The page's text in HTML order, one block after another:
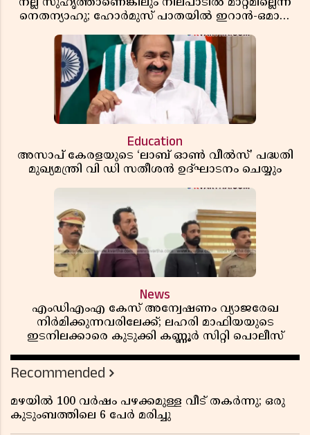
നെതന്യാഹു; ഹോർമുസ് പാതയിൽ ഇറാൻ-ഒമാൻ
Education
അസാപ് കേരളയുടെ ‘ലാബ് ഓൺ വീൽസ്’ പദ്ധതി
മുഖ്യമന്ത്രി വി ഡി സതീശൻ ഉദ്ഘാടനം ചെയ്യും
News
എംഡിഎംഎ കേസ് അന്വേഷണം വ്യാജരേഖ
നിർമിക്കുന്നവരിലേക്ക്; ലഹരി മാഫിയയുടെ
ഇടനിലക്കാരെ കുടുക്കി കണ്ണൂർ സിറ്റി പൊലീസ്
Recommended
മഴയിൽ 100 വർഷം പഴക്കമുള്ള വീട് തകർന്നു; ഒരു
കുടുംബത്തിലെ 6 പേർ മരിച്ചു